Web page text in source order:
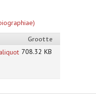
Grootte
708.32 KB